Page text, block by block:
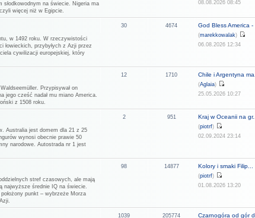
na świecie. Nigeria ma
więcej niż w Egipcie.
08.08.2026 08:45
w 1492 roku. W rzeczywistości
łowieckich, przybyłych z Azji przez
cywilizacji europejskiej, który
30 4674 God Bless America -
(marekkowalak)
06.08.2026 12:34
Przypisywał on
jego cześć nadał mu miano America.
z 1508 roku.
12 1710 Chile i Argentyna
(Aglaia)
25.05.2026 10:27
Australia jest domem dla 21 z 25
wynosi obecnie prawie 50
narodowe. Autostrada nr 1 jest
2 951 Kraj w Oceanii na gr...
(piotrf)
02.09.2024 23:14
stref czasowych, ale mają
najwyższe średnie IQ na świecie.
punkt – wybrzeże Morza
98 14877 Kolory i smaki Filip...
(piotrf)
01.08.2026 13:20
1039 205774 Czarnogóra od gór